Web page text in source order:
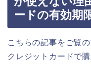
ードの有効期
こちらの記事をご覧
クレジットカードで